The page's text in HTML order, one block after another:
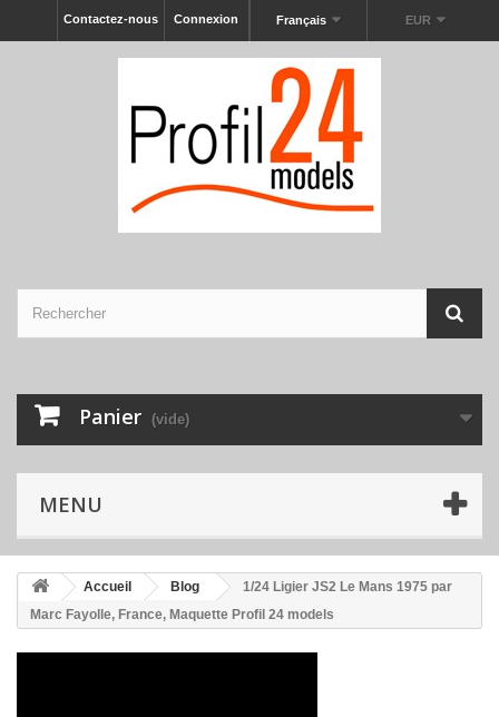
EUR
Français
Connexion
Contactez-nous
Panier (vide)
MENU
Accueil Blog
1/24 Ligier JS2 Le Mans 1975 par
Marc Fayolle, France, Maquette Profil 24 models